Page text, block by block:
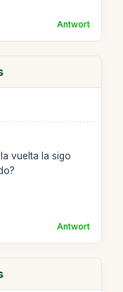
Antwort
vuelta la sigo
Antwort